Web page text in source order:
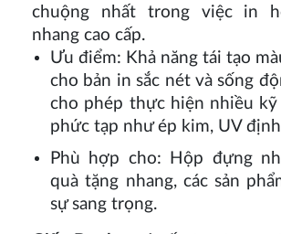
chuộng nhất trong việc in
nhang cao cấp.
Ưu điểm: Khả năng tái tạo
cho bản in sắc nét và sống
cho phép thực hiện nhiều
phức tạp như ép kim, UV
Phù hợp cho: Hộp đựng
quà tặng nhang, các sản
sự sang trọng.